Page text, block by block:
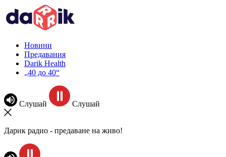
Новини
Предавания
Darik Health
„40 до 40“
Слушай Слушай
Дарик радио - предаване на живо!